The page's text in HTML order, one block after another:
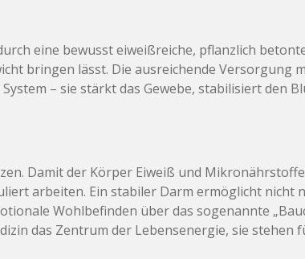
eine bewusst eiweißreiche, pflanzlich
bringen lässt. Die ausreichende Versorgung
– sie stärkt das Gewebe, stabilisiert den
Damit der Körper Eiweiß und
arbeiten. Ein stabiler Darm ermöglicht nicht
Wohlbefinden über das sogenannte
das Zentrum der Lebensenergie, sie